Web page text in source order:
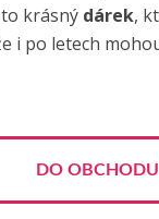
krásný dárek,
i po letech
DO OBCHODU